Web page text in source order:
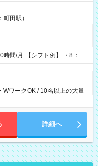
田駅）
】 ・8：00
WワークOK / 10名以上の大量
詳細へ